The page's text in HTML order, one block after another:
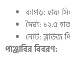
কাপড়: হাফ
দৈর্ঘ্য: ১২.৫
নোট: ব্লাউজ
পাঞ্জাবির বিবরণ: